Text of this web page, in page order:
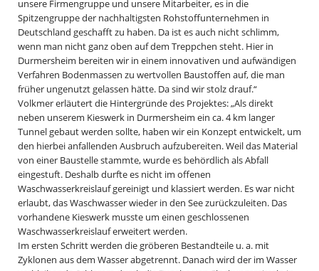
unsere Firmengruppe und unsere Mitarbeiter, es in die
Spitzengruppe der nachhaltigsten Rohstoffunternehmen in
Deutschland geschafft zu haben. Da ist es auch nicht schlimm,
wenn man nicht ganz oben auf dem Treppchen steht. Hier in
Durmersheim bereiten wir in einem innovativen und aufwändigen
Verfahren Bodenmassen zu wertvollen Baustoffen auf, die man
früher ungenutzt gelassen hätte. Da sind wir stolz drauf.“
Volkmer erläutert die Hintergründe des Projektes: „Als direkt
neben unserem Kieswerk in Durmersheim ein ca. 4 km langer
Tunnel gebaut werden sollte, haben wir ein Konzept entwickelt, um
den hierbei anfallenden Ausbruch aufzubereiten. Weil das Material
von einer Baustelle stammte, wurde es behördlich als Abfall
eingestuft. Deshalb durfte es nicht im offenen
Waschwasserkreislauf gereinigt und klassiert werden. Es war nicht
erlaubt, das Waschwasser wieder in den See zurückzuleiten. Das
vorhandene Kieswerk musste um einen geschlossenen
Waschwasserkreislauf erweitert werden.
Im ersten Schritt werden die gröberen Bestandteile u. a. mit
Zyklonen aus dem Wasser abgetrennt. Danach wird der im Wasser